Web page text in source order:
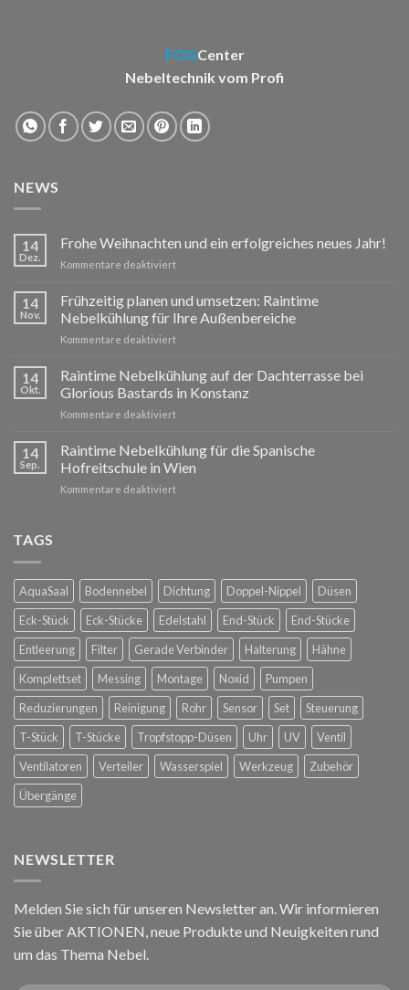
FOGCenter
Nebeltechnik vom Profi
NEWS
14
Dez.
Frohe Weihnachten und ein erfolgreiches neues Jahr!
Kommentare deaktiviertfür
Weihnachten
ein
erfolgreiches
Jahr!
14
Nov.
Frühzeitig planen und umsetzen: Raintime
Nebelkühlung für Ihre Außenbereiche
Kommentare deaktiviertfür
planen
umsetzen:
Raintime
für
Ihre
14
Okt.
Raintime Nebelkühlung auf der Dachterrasse bei
Glorious Bastards in Konstanz
Kommentare deaktiviertfür
Nebelkühlung
der
Dachterrasse
14
Sep.
Raintime Nebelkühlung für die Spanische
Hofreitschule in Wien
Kommentare deaktiviertfür
Hofreitschule
in
Wien
TAGS
AquaSaal Bodennebel Dichtung Doppel-Nippel
Düsen
Eck-Stück
Eck-Stücke Edelstahl End-Stück
End-Stücke
Entleerung
Filter Gerade Verbinder Halterung
Hähne
Komplettset
Messing Montage Noxid
Pumpen
Reduzierungen
Reinigung Rohr Sensor Set
Steuerung
T-Stück
T-Stücke Tropfstopp-Düsen Uhr UV
Ventil
Ventilatoren
Verteiler Wasserspiel Werkzeug
Zubehör
Übergänge
NEWSLETTER
Melden Sie sich für unseren Newsletter an. Wir informieren
Sie über AKTIONEN, neue Produkte und Neuigkeiten rund
um das Thema Nebel.